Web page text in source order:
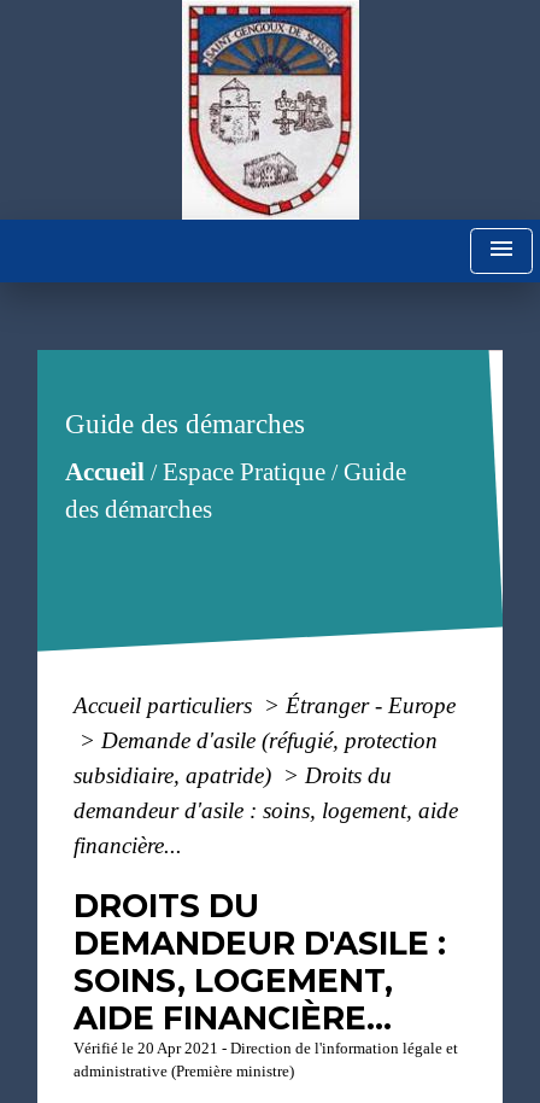
menu
Guide des démarches
Accueil/Espace Pratique/Guide
des démarches
Accueil particuliers > Étranger - Europe
> Demande d'asile (réfugié, protection
subsidiaire, apatride) > Droits du
demandeur d'asile : soins, logement, aide
financière...
DROITS DU
DEMANDEUR D'ASILE :
SOINS, LOGEMENT,
AIDE FINANCIÈRE...
Vérifié le 20 Apr 2021 - Direction de l'information légale et
administrative (Première ministre)